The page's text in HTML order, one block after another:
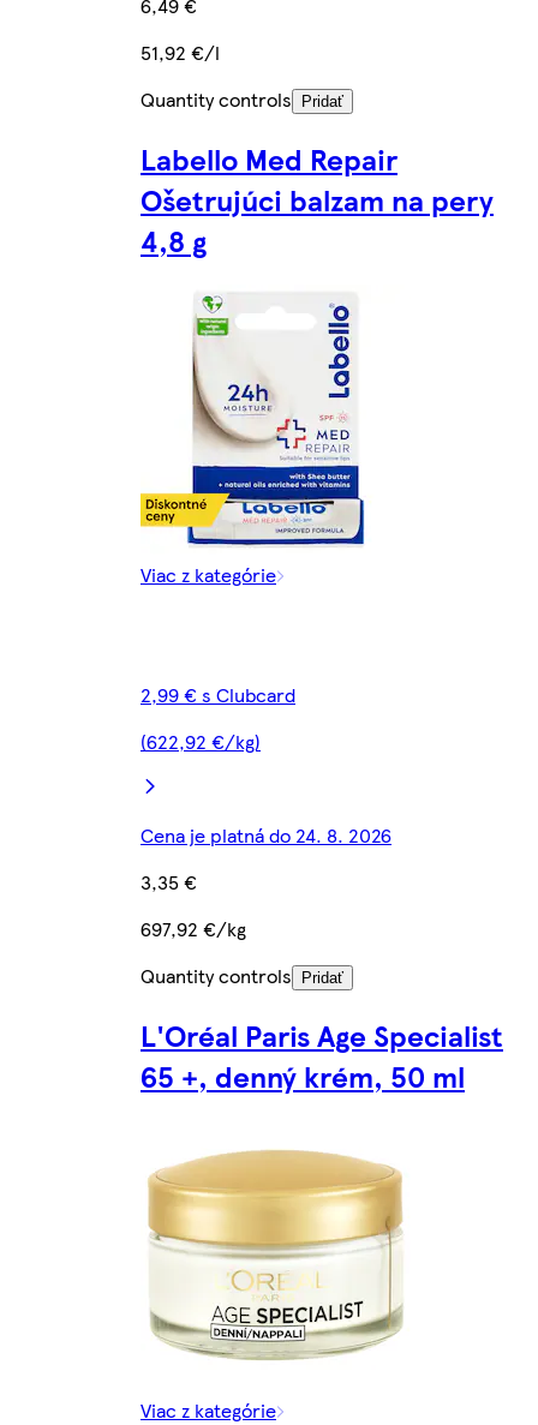
6,49 €
51,92 €/l
Quantity controls
Pridať
Labello Med Repair
Ošetrujúci balzam na pery
4,8 g
Viac z kategórie
2,99 € s Clubcard
(622,92 €/kg)
Cena je platná do 24. 8. 2026
3,35 €
697,92 €/kg
Quantity controls
Pridať
L'Oréal Paris Age Specialist
65 +, denný krém, 50 ml
Viac z kategórie